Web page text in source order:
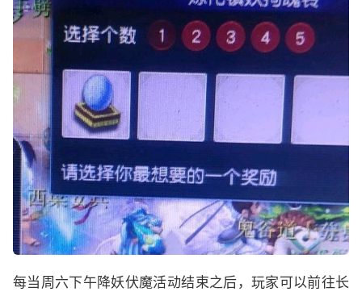
每当周六下午降妖伏魔活动结束之后，玩家可以前往长